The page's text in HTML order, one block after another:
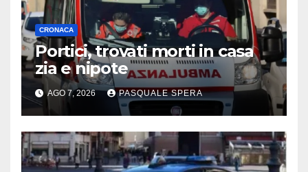
CRONACA
Portici, trovati morti in casa
zia e nipote
AGO 7, 2026 PASQUALE SPERA